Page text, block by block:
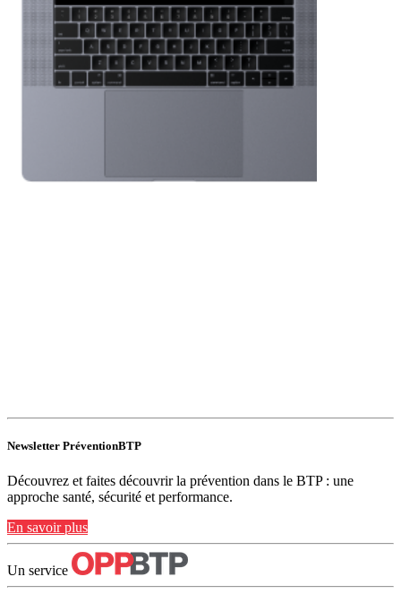
Newsletter PréventionBTP
Découvrez et faites découvrir la prévention dans le BTP : une
approche santé, sécurité et performance.
En savoir plus
Un service